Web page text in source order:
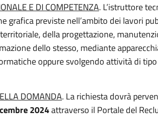
E DI COMPETENZA. L’istruttore
grafica previste nell’ambito dei lavori
della progettazione,
dello stesso, mediante
oppure svolgendo attività di
DOMANDA. La richiesta dovrà
2024attraverso il Portale del